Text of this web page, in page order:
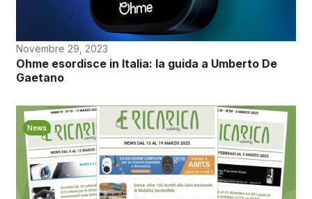
Novembre 29, 2023
Ohme esordisce in Italia: la guida a Umberto De
Gaetano
News